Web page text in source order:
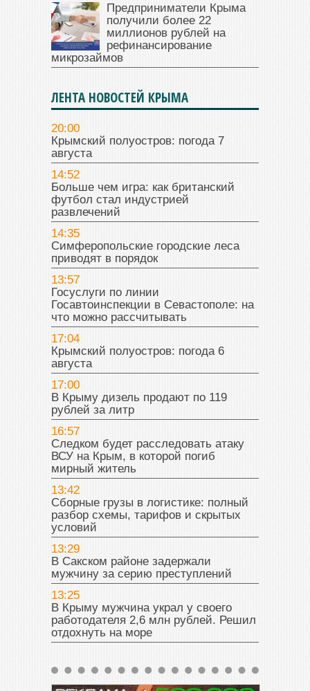
Предприниматели Крыма
получили более 22
миллионов рублей на
рефинансирование
микрозаймов
ЛЕНТА НОВОСТЕЙ КРЫМА
20:00
Крымский полуостров: погода 7
августа
14:52
Больше чем игра: как британский
футбол стал индустрией
развлечений
14:35
Симферопольские городские леса
приводят в порядок
13:57
Госуслуги по линии
Госавтоинспекции в Севастополе: на
что можно рассчитывать
17:04
Крымский полуостров: погода 6
августа
17:00
В Крыму дизель продают по 119
рублей за литр
16:57
Следком будет расследовать атаку
ВСУ на Крым, в которой погиб
мирный житель
13:42
Сборные грузы в логистике: полный
разбор схемы, тарифов и скрытых
условий
13:29
В Сакском районе задержали
мужчину за серию преступлений
13:25
В Крыму мужчина украл у своего
работодателя 2,6 млн рублей. Решил
отдохнуть на море